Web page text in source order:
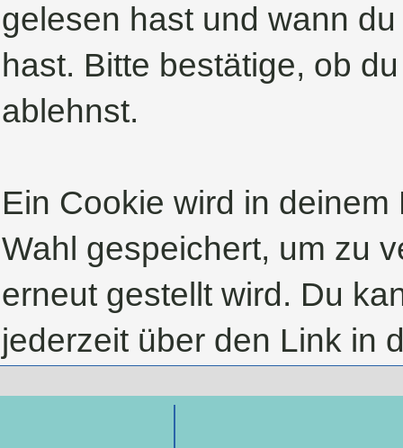
gelesen hast und wann
hast. Bitte bestätige, ob
ablehnst.
Ein Cookie wird in
Wahl gespeichert, um zu
erneut gestellt wird. Du
jederzeit über den Link in